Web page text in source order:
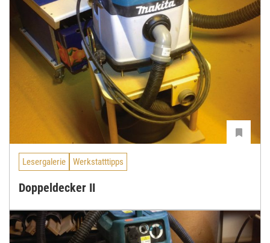
Lesergalerie Werkstatttipps
Doppeldecker II